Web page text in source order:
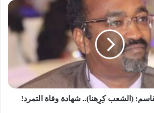
(الشعب كِرِهنا).. شهادة وفاة التمرد!